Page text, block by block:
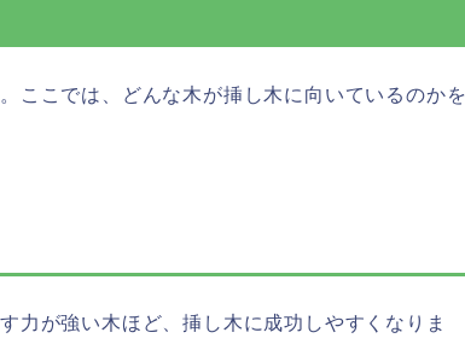
ここでは、どんな木が挿し木に向いているのかを
力が強い木ほど、挿し木に成功しやすくなりま